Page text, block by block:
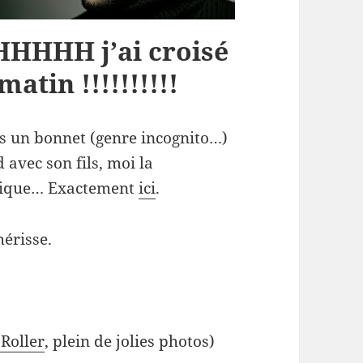
j’ai croisé
!!!!!!!!!!
un bonnet (genre incognito…)
avec son fils, moi la
Exactementici.
, plein de jolies photos)